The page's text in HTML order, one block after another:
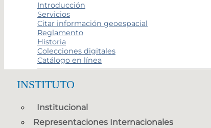
Introducción
Servicios
Citar información geoespacial
Reglamento
Historia
Colecciones digitales
Catálogo en línea
INSTITUTO
Institucional
Representaciones Internacionales